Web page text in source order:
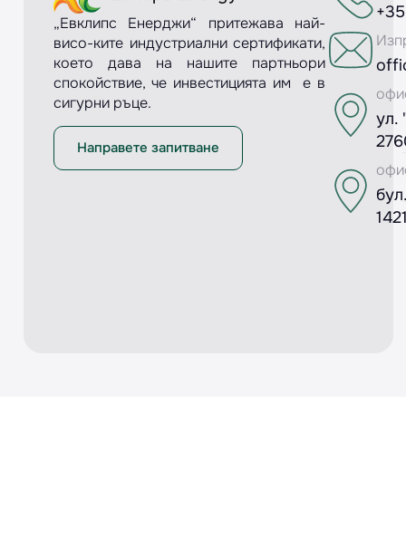
„Евклипс Енерджи“ притежава най-
висо-ките индустриални сертификати,
което дава на нашите партньори
спокойствие, че инвестицията им е в
сигурни ръце.
Направете запитване
ул.